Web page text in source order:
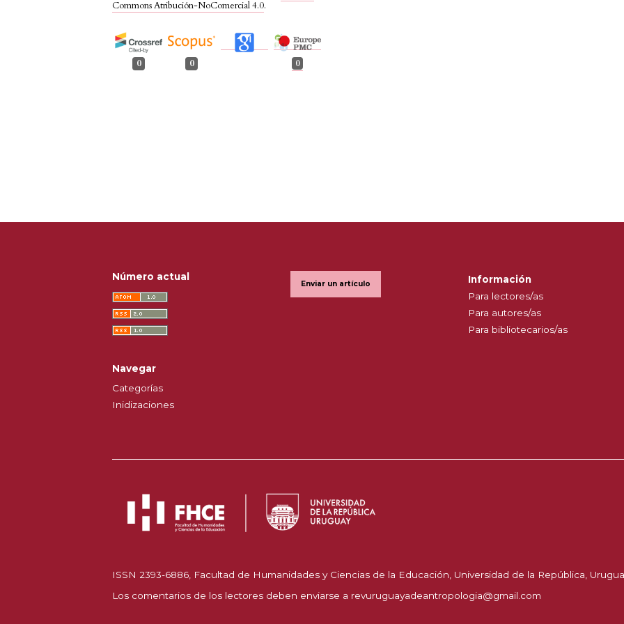
Commons Atribución-NoComercial 4.0.
0 0 0
Número actual
Enviar un artículo
Información
Para lectores/as
Para autores/as
Para bibliotecarios/as
Navegar
Categorías
Inidizaciones
ISSN 2393-6886, Facultad de Humanidades y Ciencias de la Educación, Universidad de la República,
Los comentarios de los lectores deben enviarse a revuruguayadeantropologia@gmail.com